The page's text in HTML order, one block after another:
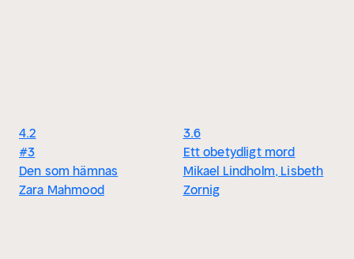
4.2
#3
Den som hämnas
Zara Mahmood
3.6
Ett obetydligt mord
Mikael Lindholm, Lisbeth
Zornig